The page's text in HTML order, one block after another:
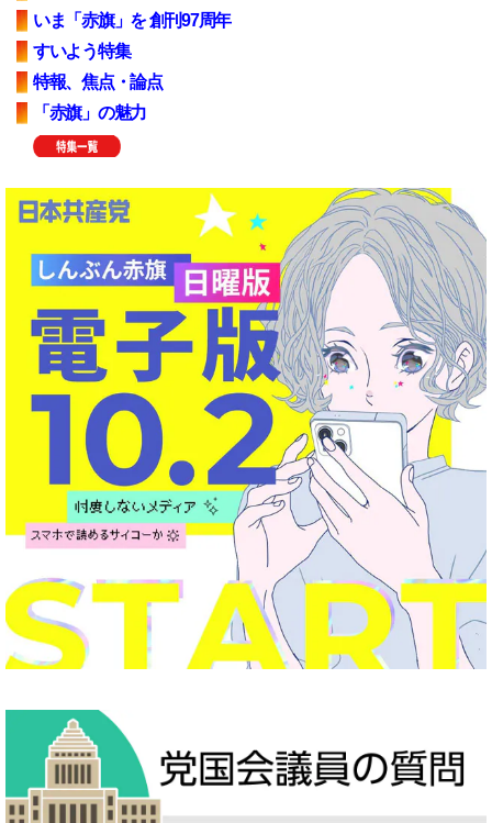
いま「赤旗」を 創刊97周年
すいよう特集
特報、焦点・論点
「赤旗」の魅力